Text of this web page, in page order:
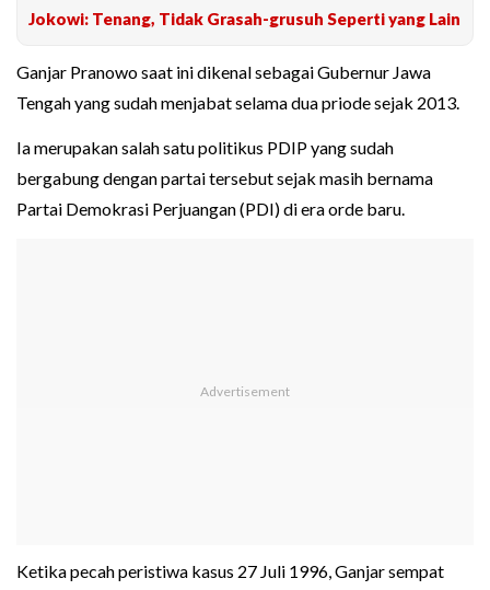
Jokowi: Tenang, Tidak Grasah-grusuh Seperti yang Lain
Ganjar Pranowo saat ini dikenal sebagai Gubernur Jawa
Tengah yang sudah menjabat selama dua priode sejak 2013.
Ia merupakan salah satu politikus PDIP yang sudah
bergabung dengan partai tersebut sejak masih bernama
Partai Demokrasi Perjuangan (PDI) di era orde baru.
Ketika pecah peristiwa kasus 27 Juli 1996, Ganjar sempat